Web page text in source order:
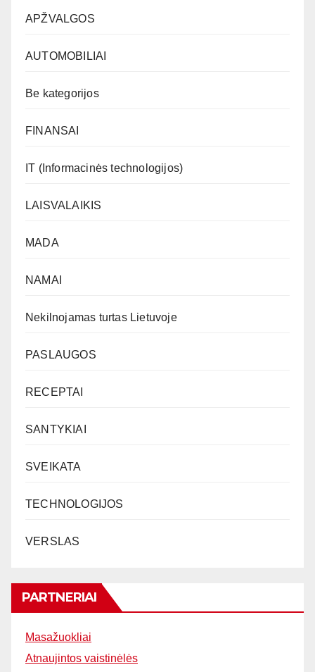
APŽVALGOS
AUTOMOBILIAI
Be kategorijos
FINANSAI
IT (Informacinės technologijos)
LAISVALAIKIS
MADA
NAMAI
Nekilnojamas turtas Lietuvoje
PASLAUGOS
RECEPTAI
SANTYKIAI
SVEIKATA
TECHNOLOGIJOS
VERSLAS
PARTNERIAI
Masažuokliai
Atnaujintos vaistinėlės